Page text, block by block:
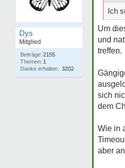
Dys
Mitglied
Beiträge: 2155
Themen: 1
Danke erhalten: 3202
Ich
Um
und
treffen.
sich
dem
Wie in
aber